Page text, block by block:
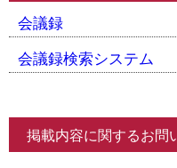
会議録
会議録検索システム
掲載内容に関するお問